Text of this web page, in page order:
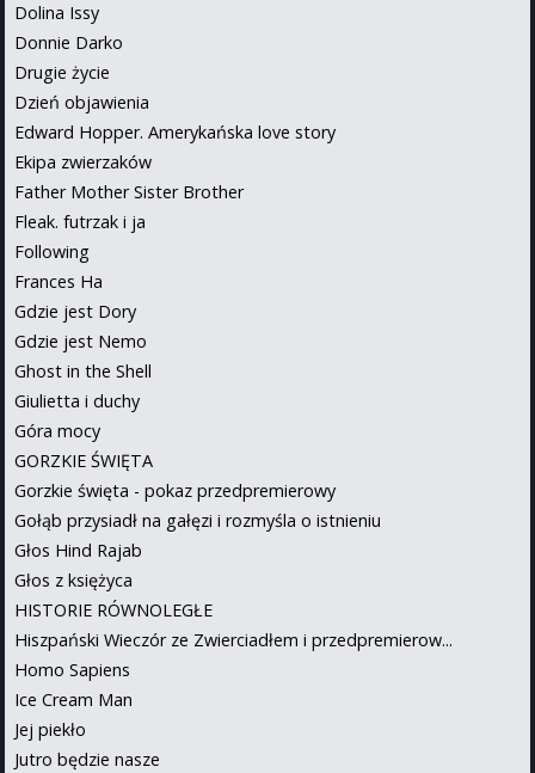
Dolina Issy
Donnie Darko
Drugie życie
Dzień objawienia
Edward Hopper. Amerykańska love story
Ekipa zwierzaków
Father Mother Sister Brother
Fleak. futrzak i ja
Following
Frances Ha
Gdzie jest Dory
Gdzie jest Nemo
Ghost in the Shell
Giulietta i duchy
Góra mocy
GORZKIE ŚWIĘTA
Gorzkie święta - pokaz przedpremierowy
Gołąb przysiadł na gałęzi i rozmyśla o istnieniu
Głos Hind Rajab
Głos z księżyca
HISTORIE RÓWNOLEGŁE
Hiszpański Wieczór ze Zwierciadłem i przedpremierow...
Homo Sapiens
Ice Cream Man
Jej piekło
Jutro będzie nasze